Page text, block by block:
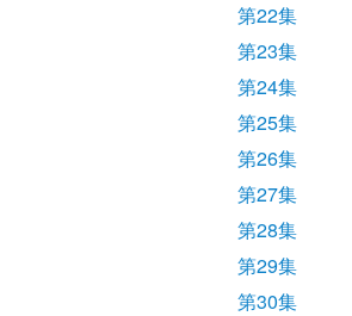
第22集
第23集
第24集
第25集
第26集
第27集
第28集
第29集
第30集